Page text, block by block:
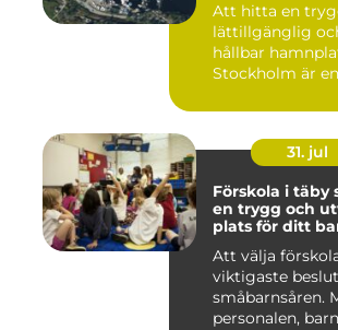
Att hitta en
lättillgänglig
hållbar
Stockholm är
31. jul
Förskola i täby så hittar du
en trygg och
plats för ditt
Att välja
viktigaste
småbarnsåren.
personalen,